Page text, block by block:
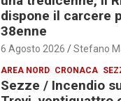
dispone il carcere
38enne
6 Agosto 2026 Stefano
AREA NORD CRONACA
Sezze / Incendio